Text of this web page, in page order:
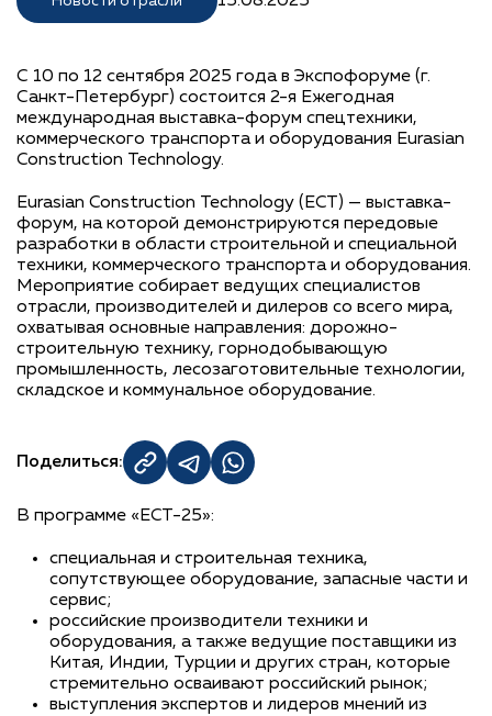
С 10 по 12 сентября 2025 года в Экспофоруме (г.
Санкт-Петербург) состоится 2-я Ежегодная
международная выставка-форум спецтехники,
коммерческого транспорта и оборудования Eurasian
Construction Technology.
Eurasian Construction Technology (ECT) — выставка-
форум, на которой демонстрируются передовые
разработки в области строительной и специальной
техники, коммерческого транспорта и оборудования.
Мероприятие собирает ведущих специалистов
отрасли, производителей и дилеров со всего мира,
охватывая основные направления: дорожно-
строительную технику, горнодобывающую
промышленность, лесозаготовительные технологии,
складское и коммунальное оборудование.
Поделиться:
В программе «ECT-25»:
специальная и строительная техника,
сопутствующее оборудование, запасные части и
сервис;
российские производители техники и
оборудования, а также ведущие поставщики из
Китая, Индии, Турции и других стран, которые
стремительно осваивают российский рынок;
выступления экспертов и лидеров мнений из